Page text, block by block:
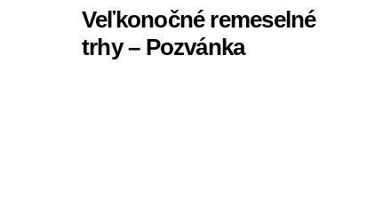
Veľkonočné remeselné
trhy – Pozvánka